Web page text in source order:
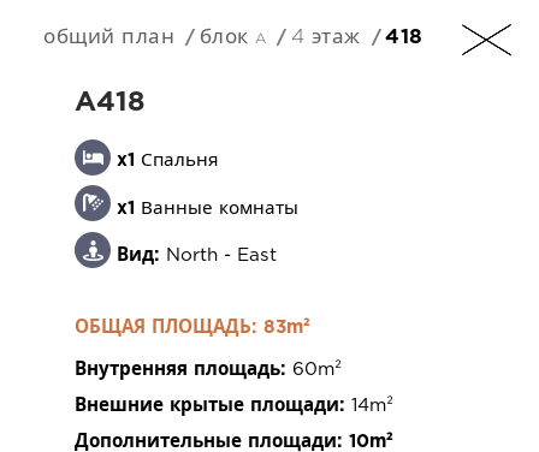
RU
общий план блок a 4 этаж 418
A418
x1 Спальня
x1 Ванные комнаты
Вид: North - East
ОБЩАЯ ПЛОЩАДЬ: 83m²
Внутренняя площадь: 60m²
Внешние крытые площади:14m²
Дополнительные площади: 10m²
201 Arch. Makarios III Avenue, 3030 Limassol,
Cyprus